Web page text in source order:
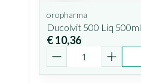
oropharma
Ducolvit 500 Liq 500ml
€ 10,36